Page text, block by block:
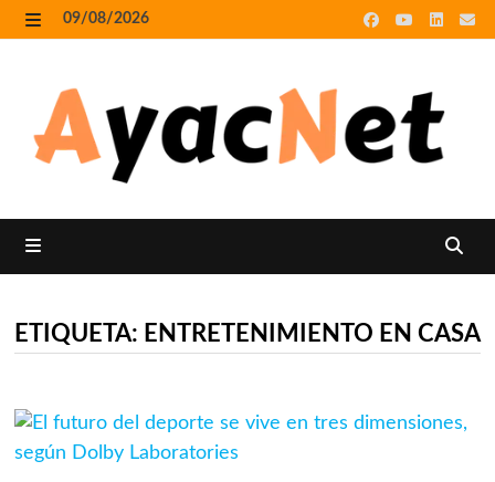
Skip
to
09/08/2026
ETIQUETA: ENTRETENIMIENTO EN CASA